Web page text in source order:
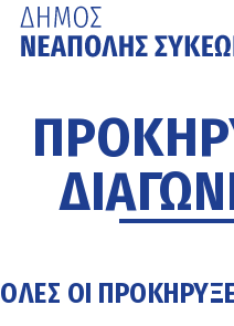
κυρίως
περιεχόμενο
ΟΛΕΣ ΟΙ